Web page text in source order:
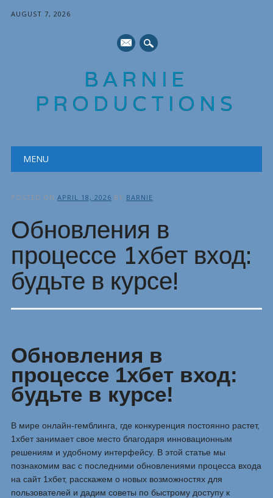
AUGUST 7, 2026
mail
BARNIE
PRODUCTIONS
Main menu
MENU
POSTED ON APRIL 18, 2026 BY BARNIE
Обновления в
процессе 1хбет вход:
будьте в курсе!
Обновления в
процессе 1хбет вход:
будьте в курсе!
В мире онлайн-гемблинга, где конкуренция постоянно растет,
1хбет занимает свое место благодаря инновационным
решениям и удобному интерфейсу. В этой статье мы
познакомим вас с последними обновлениями процесса входа
на сайт 1хбет, расскажем о новых возможностях для
пользователей и дадим советы по быстрому доступу к